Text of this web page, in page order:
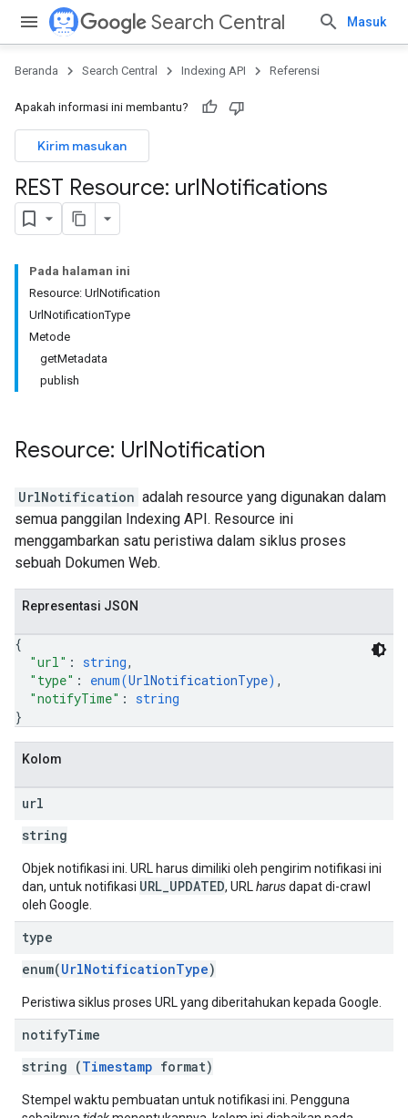
Search Central Masuk
Beranda Search Central Indexing API Referensi
Apakah informasi ini membantu?
Kirim masukan
REST Resource: urlNotifications
Pada halaman ini
Resource: UrlNotification
UrlNotificationType
Metode
getMetadata
publish
Resource: UrlNotification
UrlNotification adalah resource yang digunakan dalam
semua panggilan Indexing API. Resource ini
menggambarkan satu peristiwa dalam siklus proses
sebuah Dokumen Web.
Representasi JSON
{
"url" : string,
"type" : enum(UrlNotificationType) ,
"notifyTime" : string
}
Kolom
url
string
Objek notifikasi ini. URL harus dimiliki oleh pengirim notifikasi ini
dan, untuk notifikasi URL_UPDATED, URL harusdapat di-crawl
oleh Google.
type
enum(UrlNotificationType)
Peristiwa siklus proses URL yang diberitahukan kepada Google.
notifyTime
string (Timestamp format)
Stempel waktu pembuatan untuk notifikasi ini. Pengguna